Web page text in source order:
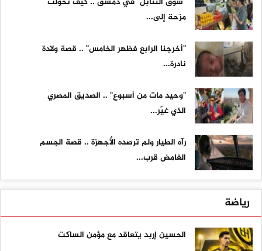
مزحة إلى...
"أخرجنا الرابع فظهر الخامس" .. قصة ولادة
نادرة...
"وحيد مات من أسبوع" .. الصديق المصري
الذي غيّر...
رآه الطيار ولم ترصده الأجهزة .. قصة الجسم
الغامض قرب...
رياضة
الحسين إربد يتعاقد مع مؤمن الساكت